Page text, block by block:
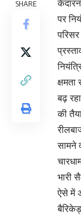
SHARE
पर
बढ़
की
सामने
भारी
ऐसे में